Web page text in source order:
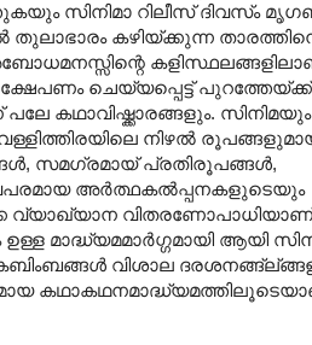
സിനിമാ റിലീസ് ദിവസ്ം
കഴിയ്ക്കുന്ന
ചെയ്യപ്പെട്ട് പുറത്തേയ്ക്ക്
കഥാവിഷ്ക്കാരങ്ങളും.
നിഴൽ
സമഗ്രമായ് പ്രതിരൂപങ്ങൾ,
അർത്ഥകൽ‌പ്പനകളുടെയും
വ്യാഖ്യാന
ആയി
വിശാല